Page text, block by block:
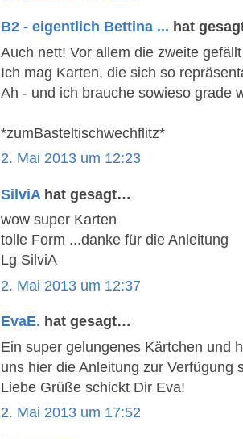
B2 - eigentlich Bettina ... hat
Auch nett! Vor allem die zweite
Ich mag Karten, die sich so
Ah - und ich brauche sowieso grade
*zumBasteltischwechflitz*
2. Mai 2013 um 12:23
SilviA hat gesagt…
wow super Karten
tolle Form ...danke für die Anleitung
Lg SilviA
2. Mai 2013 um 12:37
EvaE. hat gesagt…
Ein super gelungenes Kärtchen und
uns hier die Anleitung zur Verfügung
Liebe Grüße schickt Dir Eva!
2. Mai 2013 um 17:52